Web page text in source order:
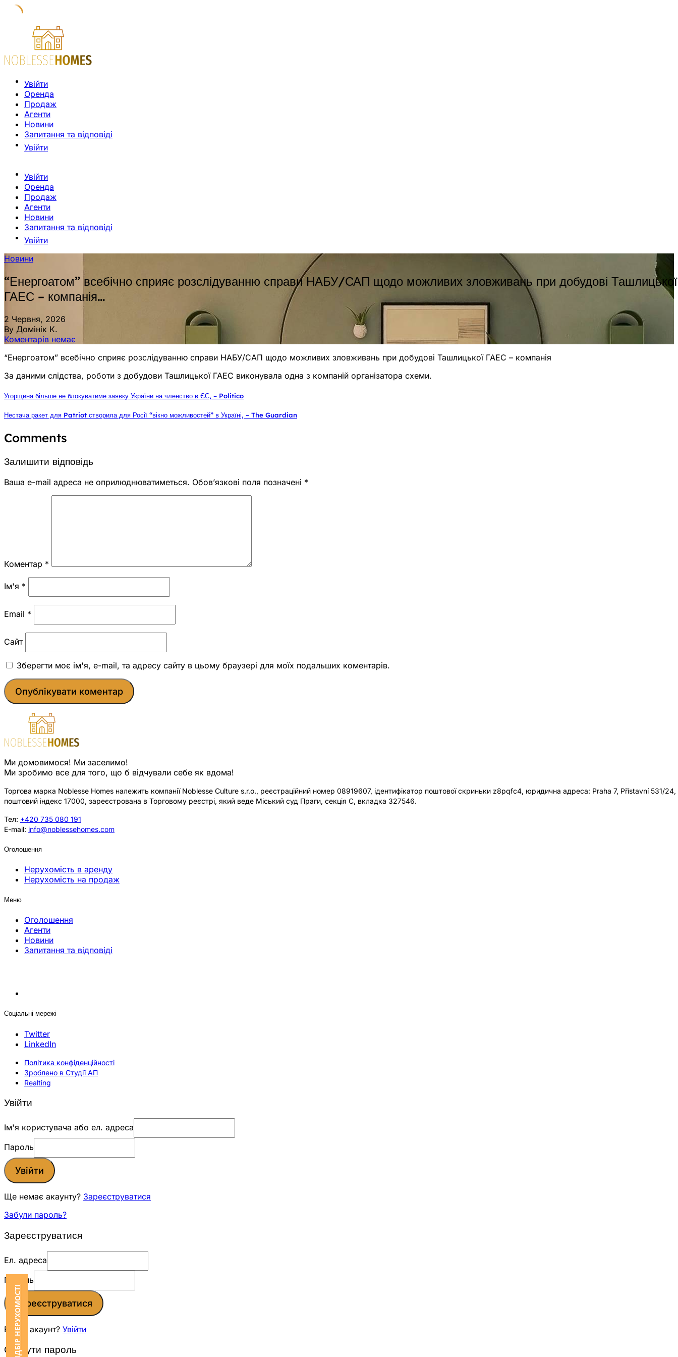
Увійти
Оренда
Продаж
Агенти
Новини
Запитання та відповіді
Увійти
Увійти
Оренда
Продаж
Агенти
Новини
Запитання та відповіді
Увійти
Новини
“Енергоатом” всебічно сприяє розслідуванню справи НАБУ/САП щодо можливих зловживань при добудові Ташлицької
ГАЕС – компанія…
2 Червня, 2026
By Домінік К.
Коментарів немає
“Енергоатом” всебічно сприяє розслідуванню справи НАБУ/САП щодо можливих зловживань при добудові Ташлицької ГАЕС – компанія
За даними слідства, роботи з добудови Ташлицької ГАЕС виконувала одна з компаній організатора схеми.
Угорщина більше не блокуватиме заявку України на членство в ЄС, – Politico
Нестача ракет для Patriot створила для Росії “вікно можливостей” в Україні, – The Guardian
Comments
Залишити відповідь
Ваша e-mail адреса не оприлюднюватиметься. Обов’язкові поля позначені *
Коментар *
Ім'я *
Email *
Сайт
Зберегти моє ім'я, e-mail, та адресу сайту в цьому браузері для моїх подальших коментарів.
Ми домовимося! Ми заселимо!
Ми зробимо все для того, що б відчували себе як вдома!
Торгова марка Noblesse Homes належить компанії Noblesse Culture s.r.o., реєстраційний номер 08919607, ідентифікатор поштової скриньки z8pqfc4, юридична адреса: Praha 7, Přístavní 531/24,
поштовий індекс 17000, зареєстрована в Торговому реєстрі, який веде Міський суд Праги, секція C, вкладка 327546.
Тел: +420 735 080 191
E-mail: info@noblessehomes.com
Оголошення
Нерухомість в аренду
Нерухомість на продаж
Меню
Оголошення
Агенти
Новини
Запитання та відповіді
Соціальні мережі
Twitter
LinkedIn
Політика конфіденційності
Зроблено в Студії АП
Realting
Увійти
Ім'я користувача або ел. адреса
Пароль
Увійти
Ще немає акаунту? Зареєструватися
Забули пароль?
Зареєструватися
Ел. адреса
Пароль
Зареєструватися
Вже є акаунт? Увійти
Скинути пароль